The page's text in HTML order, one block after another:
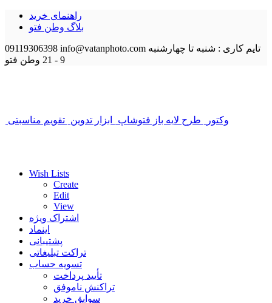
راهنمای خرید
بلاگ وطن فتو
09119306398 info@vatanphoto.com تایم کاری : شنبه تا چهارشنبه
9 - 21
وطن فتو
وکتور طرح لایه باز فتوشاپ ابزار تدوین تقویم مناسبتی
Wish Lists
Create
Edit
View
اشتراک ویژه
اینماد
پشتیبانی
تراکت تبلیغاتی
تسویه حساب
تأیید پرداخت
تراکنش ناموفق
سوابق خرید